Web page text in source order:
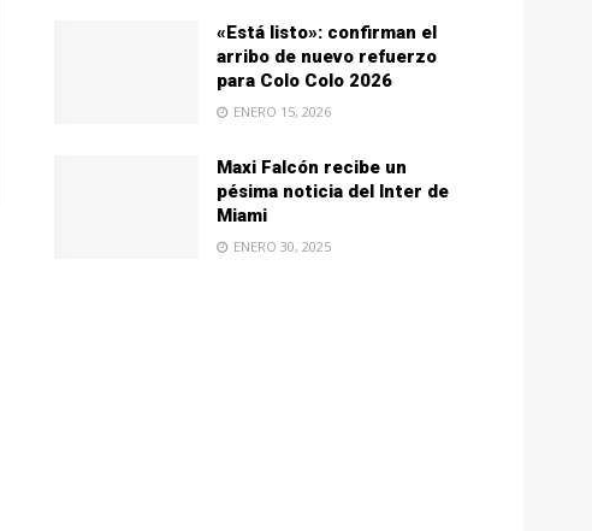
«Está listo»: confirman el
arribo de nuevo refuerzo
para Colo Colo 2026
ENERO 15, 2026
Maxi Falcón recibe un
pésima noticia del Inter de
Miami
ENERO 30, 2025